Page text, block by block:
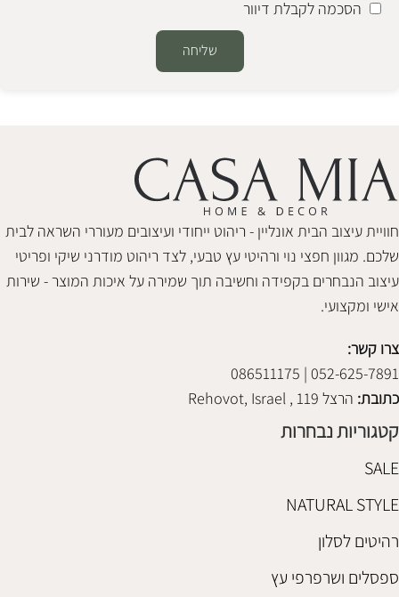
הסכמה לקבלת דיוור
שליחה
חוויית עיצוב הבית אונליין - ריהוט ייחודי ועיצובים מעוררי השראה לבית
שלכם. מגוון חפצי נוי ורהיטי עץ טבעי, לצד ריהוט מודרני שיקי ופריטי
עיצוב הנבחרים בקפידה וחשיבה תוך שמירה על איכות המוצר - שירות
אישי ומקצועי.
צרו קשר:
052-625-7891 | 086511175
כתובת: הרצל 119 , Rehovot, Israel
קטגוריות נבחרות
SALE
NATURAL STYLE
רהיטים לסלון
ספסלים ושרפרפי עץ